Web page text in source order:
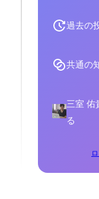
過去の
共通の
三室 佑
る